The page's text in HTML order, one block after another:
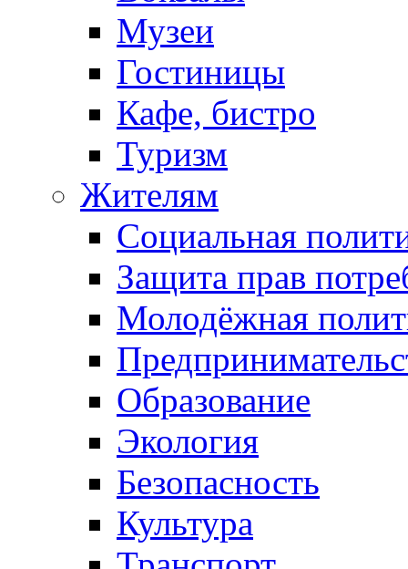
Музеи
Гостиницы
Кафе, бистро
Туризм
Жителям
Социальная
Защита прав
Молодёжная
Образование
Экология
Безопасность
Культура